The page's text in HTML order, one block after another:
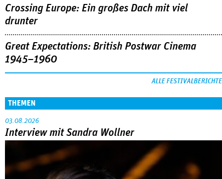
Crossing Europe: Ein großes Dach mit viel
drunter
Great Expectations: British Postwar Cinema
1945–1960
ALLE FESTIVALBERICHTE
THEMEN
03.08.2026
Interview mit Sandra Wollner